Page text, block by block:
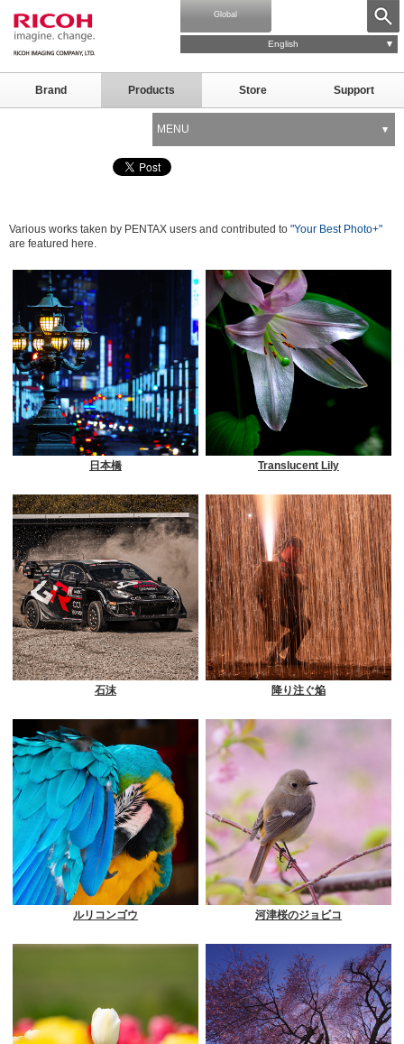
Global
English
Brand Products Store Support
MENU
Various works taken by PENTAX users and contributed to "Your Best Photo+"
are featured here.
日本橋 Translucent Lily
石沫 降り注ぐ焔
ルリコンゴウ 河津桜のジョビコ